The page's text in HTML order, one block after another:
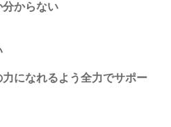
分からない
になれるよう全力でサポー